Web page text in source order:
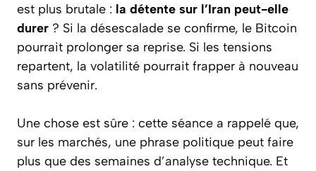
est plus brutale : la détente sur l’Iran peut-elle
durer ? Si la désescalade se confirme, le Bitcoin
pourrait prolonger sa reprise. Si les tensions
repartent, la volatilité pourrait frapper à nouveau
sans prévenir.
Une chose est sûre : cette séance a rappelé que,
sur les marchés, une phrase politique peut faire
plus que des semaines d’analyse technique. Et